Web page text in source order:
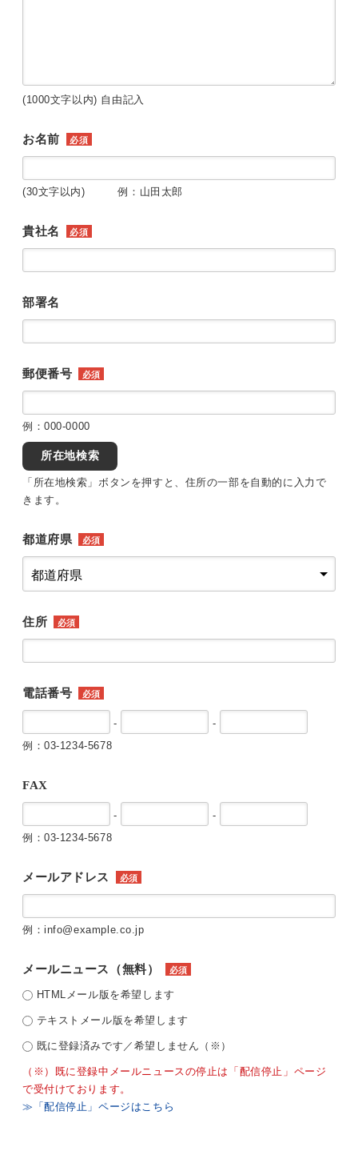
(1000文字以内) 自由記入
お名前 必須
(30文字以内) 例：山田太郎
貴社名 必須
部署名
郵便番号 必須
例：000-0000
所在地検索
「所在地検索」ボタンを押すと、住所の一部を自動的に入力で
きます。
都道府県 必須
住所 必須
電話番号 必須
-
-
例：03-1234-5678
FAX
-
-
例：03-1234-5678
メールアドレス 必須
例：info@example.co.jp
メールニュース（無料） 必須
HTMLメール版を希望します
テキストメール版を希望します
既に登録済みです／希望しません（※）
（※）既に登録中メールニュースの停止は「配信停止」ページ
で受付けております。
≫「配信停止」ページはこちら